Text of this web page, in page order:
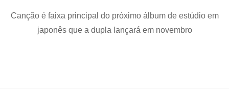
Canção é faixa principal do próximo álbum de estúdio em
japonês que a dupla lançará em novembro